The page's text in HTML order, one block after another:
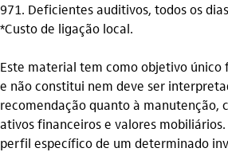
971. Deficientes auditivos, todos os
*Custo de ligação local.
Este material tem como objetivo
e não constitui nem deve ser
recomendação quanto à manutenção,
ativos financeiros e valores
perfil específico de um determinado